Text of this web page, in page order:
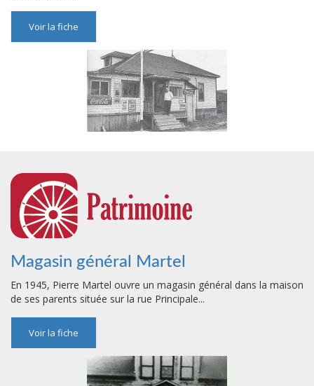
Voir la fiche
Magasin général Martel
En 1945, Pierre Martel ouvre un magasin général dans la maison
de ses parents située sur la rue Principale...
Voir la fiche